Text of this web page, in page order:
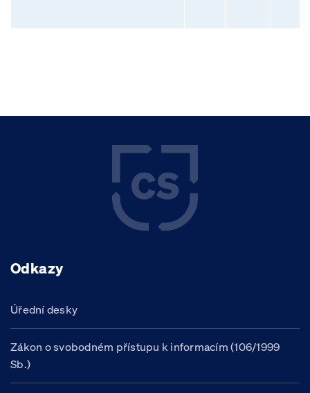
Odkazy
Úřední desky
Zákon o svobodném přístupu k informacím (106/1999
Sb.)